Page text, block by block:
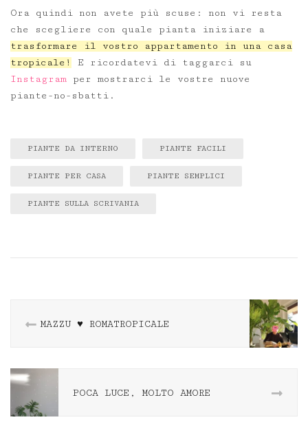
Ora quindi non avete più scuse: non vi resta
che scegliere con quale pianta iniziare a
trasformare il vostro appartamento in una casa
tropicale!
E ricordatevi di taggarci su
Instagram per mostrarci le vostre nuove
piante-no-sbatti.
PIANTE DA INTERNO PIANTE FACILI
PIANTE PER CASA PIANTE SEMPLICI
PIANTE SULLA SCRIVANIA
MAZZU ♥️ ROMATROPICALE
POCA LUCE, MOLTO AMORE